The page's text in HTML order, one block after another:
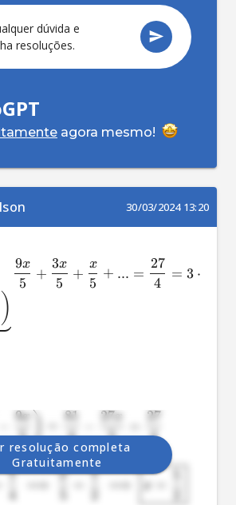
dúvida e
resoluções.
agora mesmo!
30/03/2024 13:20
5
9x
+
5
3x
+
5
x
+ ... =
4
27
= 3 ⋅
)
5
9x ) 4
81
5
27 x
4
27
1
⟹
x 1
⟹
resolução completa
Gratuitamente